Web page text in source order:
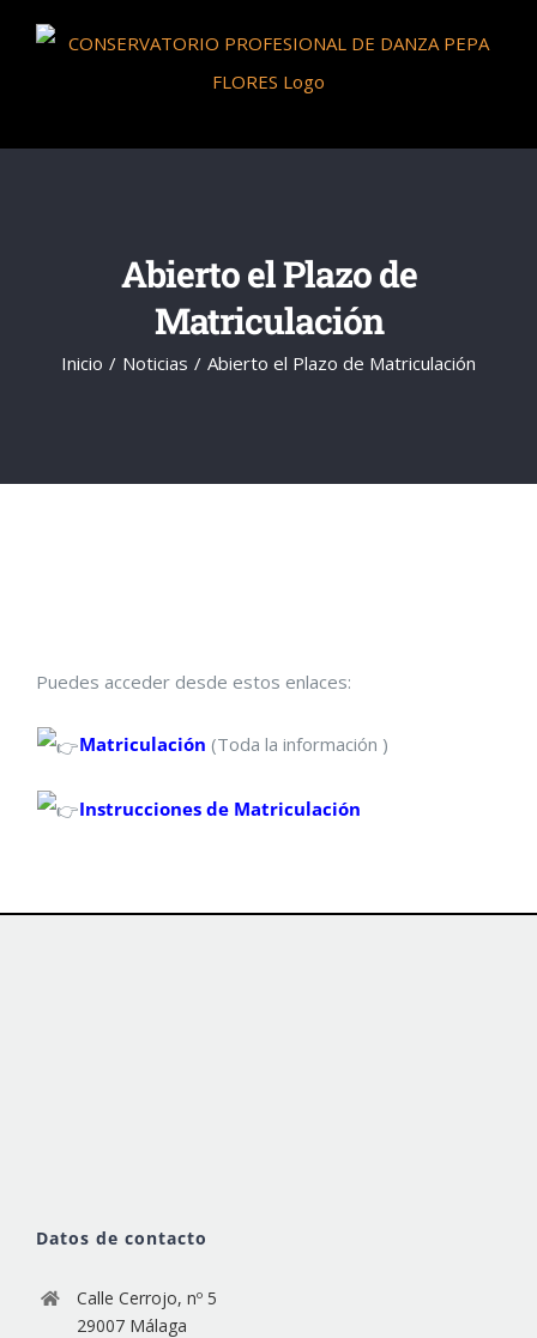
Saltar
Abierto el Plazo de
Matriculación
Inicio Noticias Abierto el Plazo de Matriculación
Puedes acceder desde estos enlaces:
Matriculación (Toda la información )
Instrucciones de Matriculación
Datos de contacto
Calle Cerrojo, nº 5
29007 Málaga